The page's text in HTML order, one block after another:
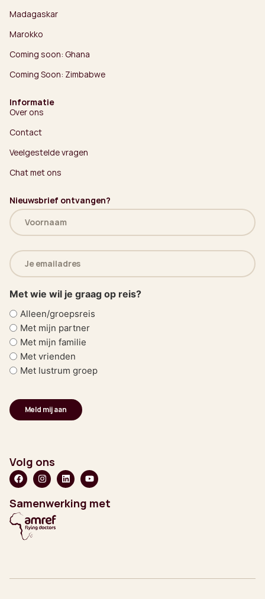
Madagaskar
Marokko
Coming soon: Ghana
Coming Soon: Zimbabwe
Informatie
Over ons
Contact
Veelgestelde vragen
Chat met ons
Nieuwsbrief ontvangen?
Naam
(Vereist)
E-
mailadres
(Vereist)
Met wie wil je graag op reis?
Alleen/groepsreis
Met mijn partner
Met mijn familie
Met vrienden
Met lustrum groep
Volg ons
Samenwerking met